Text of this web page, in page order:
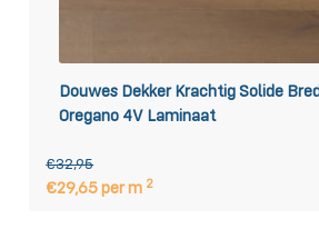
Douwes Dekker Krachtig Solide
Oregano 4V Laminaat
€32,95
€29,65 per m 2